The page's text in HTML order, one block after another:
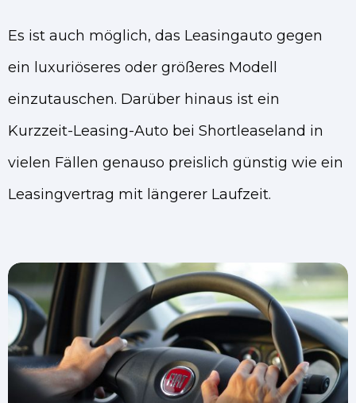
Es ist auch möglich, das Leasingauto gegen
ein luxuriöseres oder größeres Modell
einzutauschen. Darüber hinaus ist ein
Kurzzeit-Leasing-Auto bei Shortleaseland in
vielen Fällen genauso preislich günstig wie ein
Leasingvertrag mit längerer Laufzeit.